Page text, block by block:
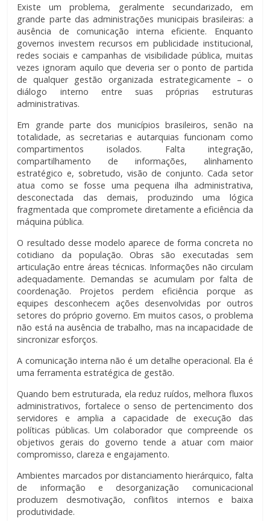
Existe um problema, geralmente secundarizado, em
grande parte das administrações municipais brasileiras: a
ausência de comunicação interna eficiente. Enquanto
governos investem recursos em publicidade institucional,
redes sociais e campanhas de visibilidade pública, muitas
vezes ignoram aquilo que deveria ser o ponto de partida
de qualquer gestão organizada estrategicamente – o
diálogo interno entre suas próprias estruturas
administrativas.
Em grande parte dos municípios brasileiros, senão na
totalidade, as secretarias e autarquias funcionam como
compartimentos isolados. Falta integração,
compartilhamento de informações, alinhamento
estratégico e, sobretudo, visão de conjunto. Cada setor
atua como se fosse uma pequena ilha administrativa,
desconectada das demais, produzindo uma lógica
fragmentada que compromete diretamente a eficiência da
máquina pública.
O resultado desse modelo aparece de forma concreta no
cotidiano da população. Obras são executadas sem
articulação entre áreas técnicas. Informações não circulam
adequadamente. Demandas se acumulam por falta de
coordenação. Projetos perdem eficiência porque as
equipes desconhecem ações desenvolvidas por outros
setores do próprio governo. Em muitos casos, o problema
não está na ausência de trabalho, mas na incapacidade de
sincronizar esforços.
A comunicação interna não é um detalhe operacional. Ela é
uma ferramenta estratégica de gestão.
Quando bem estruturada, ela reduz ruídos, melhora fluxos
administrativos, fortalece o senso de pertencimento dos
servidores e amplia a capacidade de execução das
políticas públicas. Um colaborador que compreende os
objetivos gerais do governo tende a atuar com maior
compromisso, clareza e engajamento.
Ambientes marcados por distanciamento hierárquico, falta
de informação e desorganização comunicacional
produzem desmotivação, conflitos internos e baixa
produtividade.